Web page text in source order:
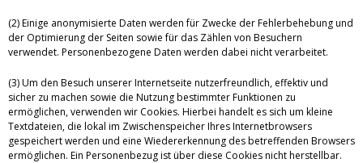
(2) Einige anonymisierte Daten werden für Zwecke der Fehlerbehebung und
der Optimierung der Seiten sowie für das Zählen von Besuchern
verwendet. Personenbezogene Daten werden dabei nicht verarbeitet.
(3) Um den Besuch unserer Internetseite nutzerfreundlich, effektiv und
sicher zu machen sowie die Nutzung bestimmter Funktionen zu
ermöglichen, verwenden wir Cookies. Hierbei handelt es sich um kleine
Textdateien, die lokal im Zwischenspeicher Ihres Internetbrowsers
gespeichert werden und eine Wiedererkennung des betreffenden Browsers
ermöglichen. Ein Personenbezug ist über diese Cookies nicht herstellbar.